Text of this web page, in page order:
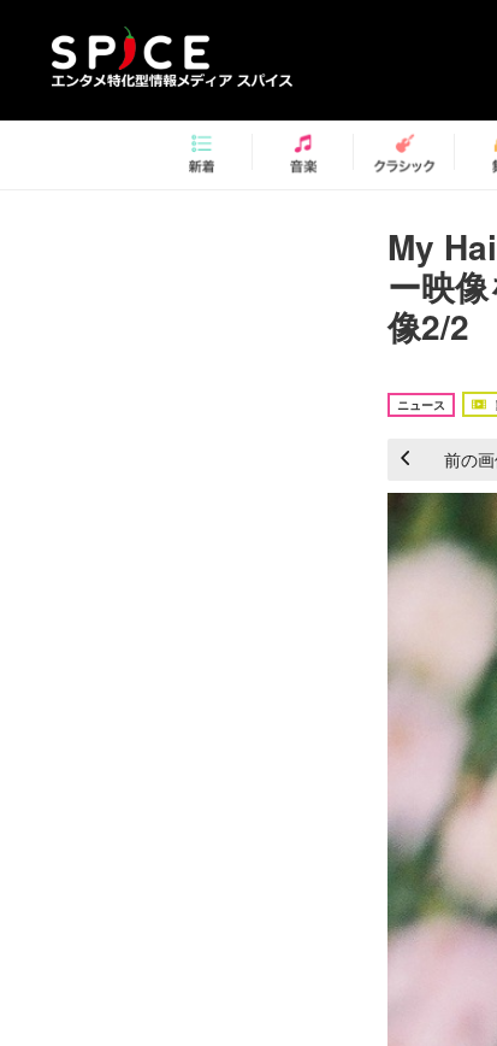
My
ー映
像2/2
ニュース
前の